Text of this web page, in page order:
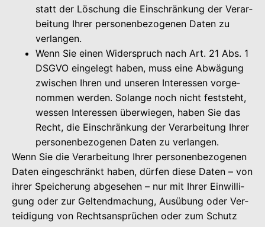
statt der Löschung die Ein­schrän­kung der Ver­ar­
bei­tung Ihrer per­so­nen­be­zo­ge­nen Daten zu
verlangen.
Wenn Sie einen Wider­spruch nach Art. 21 Abs. 1
DSGVO ein­ge­legt haben, muss eine Abwä­gung
zwi­schen Ihren und unse­ren Inter­es­sen vor­ge­
nom­men wer­den. Solan­ge noch nicht fest­steht,
wes­sen Inter­es­sen über­wie­gen, haben Sie das
Recht, die Ein­schrän­kung der Ver­ar­bei­tung Ihrer
per­so­nen­be­zo­ge­nen Daten zu verlangen.
Wenn Sie die Ver­ar­bei­tung Ihrer per­so­nen­be­zo­ge­nen
Daten ein­ge­schränkt haben, dür­fen die­se Daten – von
ihrer Spei­che­rung abge­se­hen – nur mit Ihrer Ein­wil­li­
gung oder zur Gel­tend­ma­chung, Aus­übung oder Ver­
tei­di­gung von Rechts­an­sprü­chen oder zum Schutz